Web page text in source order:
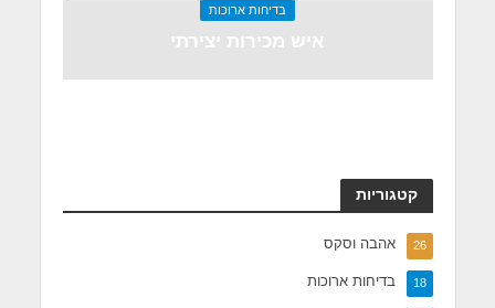
בדיחות ארוכות
איש מכירות יצירתי
קטגוריות
אהבה וסקס 26
בדיחות ארוכות 18